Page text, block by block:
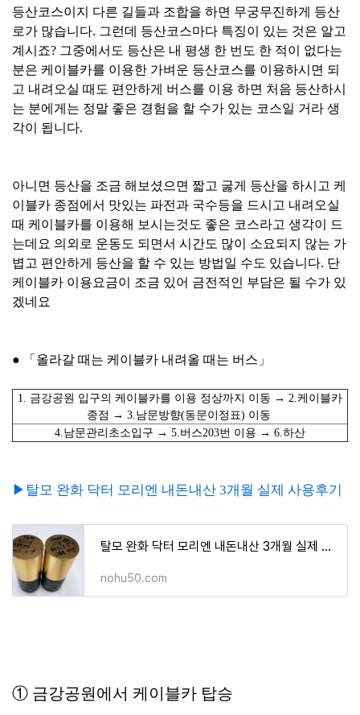
등산코스이지 다른 길들과 조합을 하면 무궁무진하게 등산
로가 많습니다. 그런데 등산코스마다 특징이 있는 것은 알고
계시죠? 그중에서도 등산은 내 평생 한 번도 한 적이 없다는
분은 케이블카를 이용한 가벼운 등산코스를 이용하시면 되
고 내려오실 때도 편안하게 버스를 이용 하면 처음 등산하시
는 분에게는 정말 좋은 경험을 할 수가 있는 코스일 거라 생
각이 됩니다.
아니면 등산을 조금 해보셨으면 짧고 굻게 등산을 하시고 케
이블카 종점에서 맛있는 파전과 국수등을 드시고 내려오실
때 케이블카를 이용해 보시는것도 좋은 코스라고 생각이 드
는데요 의외로 운동도 되면서 시간도 많이 소요되지 않는 가
볍고 편안하게 등산을 할 수 있는 방법일 수도 있습니다. 단
케이블카 이용요금이 조금 있어 금전적인 부담은 될 수가 있
겠네요
● 「올라갈 때는 케이블카 내려올 때는 버스 」
1. 금강공원 입구의 케이블카를 이용 정상까지 이동 → 2.케이블카
종점 → 3.남문방향(동문이정표) 이동
4.남문관리초소입구 → 5.버스203번 이용 → 6.하산
▶탈모 완화 닥터 모리엔 내돈내산 3개월 실제 사용후기
탈모 완화 닥터 모리엔 내돈내산 3개월 실제 사용후기
nohu50.com
① 금강공원에서 케이블카 탑승